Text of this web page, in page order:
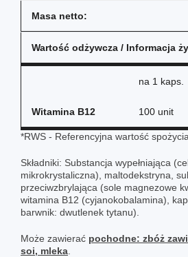
Masa netto:
Wartość odżywcza / Informacja
na 1 kaps.
Witamina B12 100 unit
*RWS - Referencyjna wartość spożycia.
Składniki: Substancja wypełniająca
mikrokrystaliczna), maltodekstryna,
przeciwzbrylająca (sole magnezowe
witamina B12 (cyjanokobalamina),
barwnik: dwutlenek tytanu).
Może zawierać pochodne: zbóż
soi, mleka